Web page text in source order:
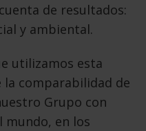
de resultados:
y ambiental.
utilizamos esta
comparabilidad de
Grupo con
en los